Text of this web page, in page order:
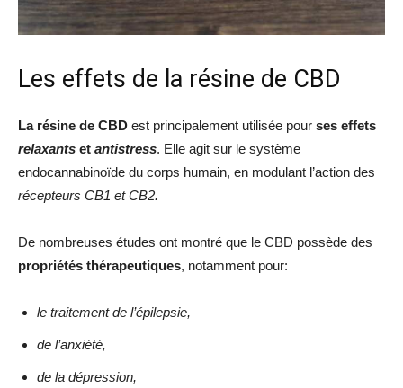
Les effets de la résine de CBD
La résine de CBD est principalement utilisée pour ses effets
relaxants et antistress. Elle agit sur le système
endocannabinoïde du corps humain, en modulant l’action des
récepteurs CB1 et CB2.
De nombreuses études ont montré que le CBD possède des
propriétés thérapeutiques, notamment pour:
le traitement de l’épilepsie,
de l’anxiété,
de la dépression,